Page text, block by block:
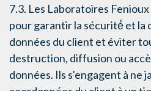
7.3. Les Laboratoires
pour garantir la sécurité́ et la
données du client et éviter
destruction, diffusion ou
données. Ils s'engagent à ne